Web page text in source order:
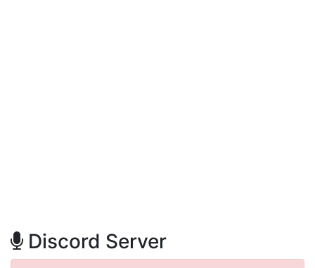
Discord Server